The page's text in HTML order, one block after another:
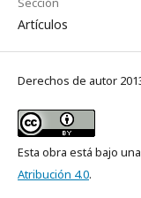
Artículos
Derechos de autor
Esta obra está bajo
Atribución 4.0.